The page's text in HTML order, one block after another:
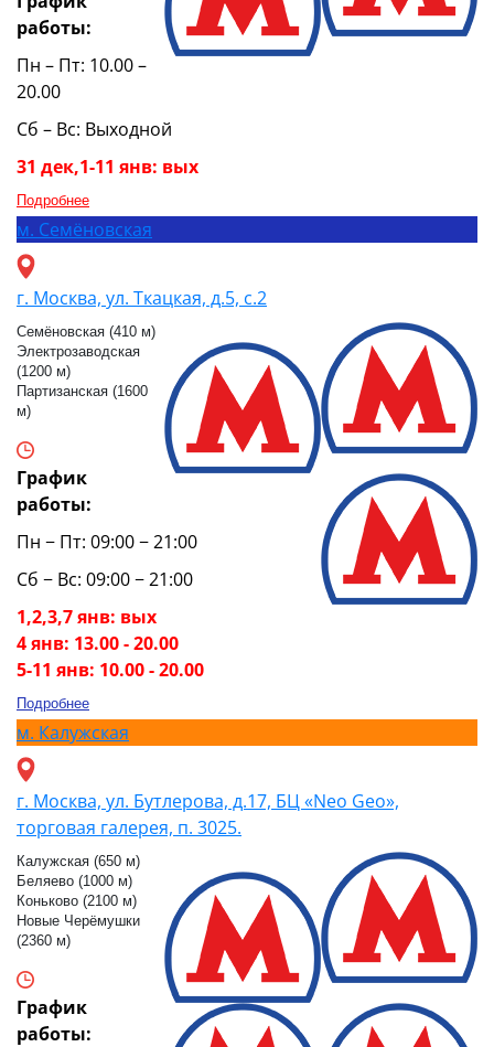
работы:
Пн – Пт: 10.00 –
20.00
Сб – Вс: Выходной
31 дек,1-11 янв: вых
Подробнее
м. Семёновская
г. Москва, ул. Ткацкая, д.5, с.2
Семёновская (410 м)
Электрозаводская
(1200 м)
Партизанская (1600
м)
График
работы:
Пн − Пт: 09:00 − 21:00
Сб − Вс: 09:00 − 21:00
1,2,3,7 янв: вых
4 янв: 13.00 - 20.00
5-11 янв: 10.00 - 20.00
Подробнее
м. Калужская
г. Москва, ул. Бутлерова, д.17, БЦ «Neo Geo»,
торговая галерея, п. 3025.
Калужская (650 м)
Беляево (1000 м)
Коньково (2100 м)
Новые Черёмушки
(2360 м)
График
работы: